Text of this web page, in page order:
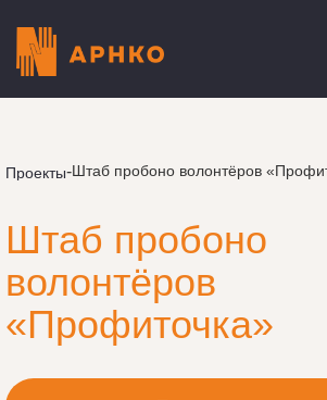
Проекты-Штаб пробоно волонтёров
Штаб пробоно
волонтёров
«Профиточка»